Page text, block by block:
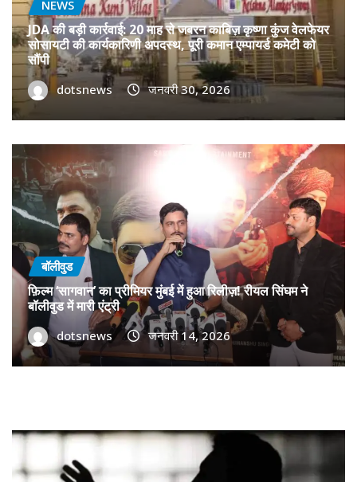
NEWS
JDA की बड़ी कार्रवाई: 20 माह से जबरन काबिज़ कृष्णा कुंज वेलफेयर
सोसायटी की कार्यकारिणी अपदस्थ, पूरी कमान एम्पायर्ड कमेटी को
सौंपी
dotsnews जनवरी 30, 2026
बॉलीवुड
फ़िल्म ‘सागवान’ का प्रीमियर मुंबई में हुआ रिलीज़! रीयल सिंघम ने
बॉलीवुड में मारी एंट्री
dotsnews जनवरी 14, 2026